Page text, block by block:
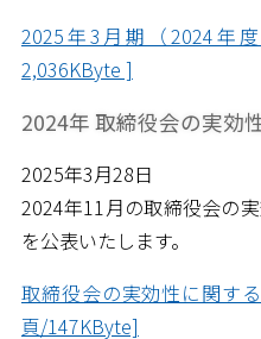
2025年3月期（2024年
2,036KByte ]
2024年 取締役会の実効
2025年3月28日
2024年11月の取締役会の
を公表いたします。
取締役会の実効性に関す
頁/147KByte]